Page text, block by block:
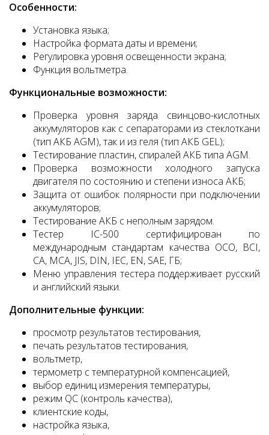
Особенности:
Установка языка;
Настройка формата даты и времени;
Регулировка уровня освещенности экрана;
Функция вольтметра.
Функциональные возможности:
Проверка уровня заряда свинцово-кислотных
аккумуляторов как с сепараторами из стеклоткани
(тип АКБ AGM), так и из геля (тип АКБ GEL);
Тестирование пластин, спиралей АКБ типа AGM.
Проверка возможности холодного запуска
двигателя по состоянию и степени износа АКБ;
Защита от ошибок полярности при подключении
аккумуляторов;
Тестирование АКБ с неполным зарядом.
Тестер IC-500 сертифицирован по
международным стандартам качества ОСО, BCI,
CA, MCA, JIS, DIN, IEC, EN, SAE, ГБ;
Меню управления тестера поддерживает русский
и английский языки.
Дополнительные функции:
просмотр результатов тестирования,
печать результатов тестирования,
вольтметр,
термометр с температурной компенсацией,
выбор единиц измерения температуры,
режим QC (контроль качества),
клиентские коды,
настройка языка,